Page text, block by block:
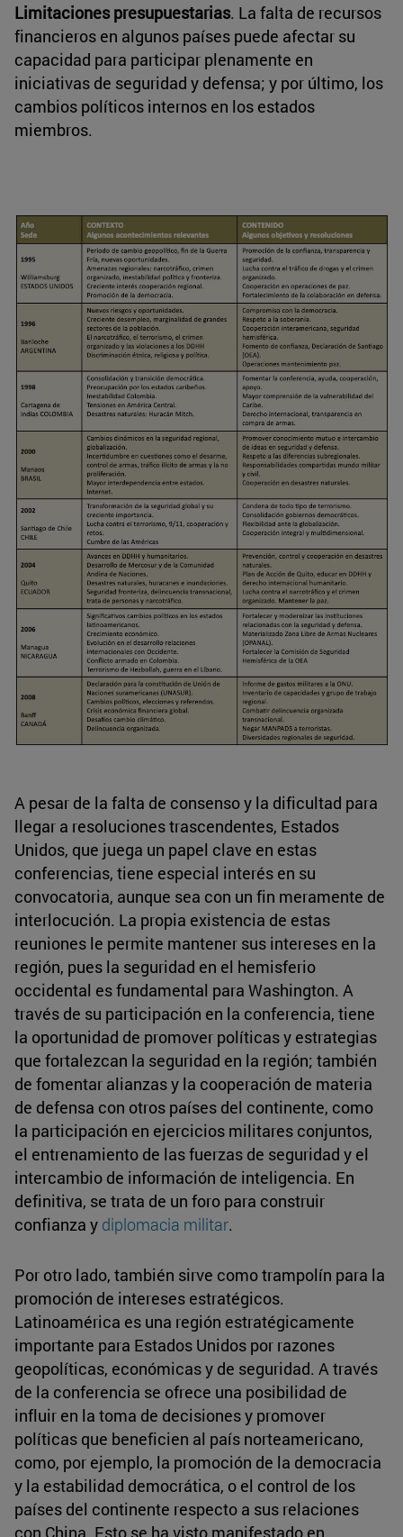
Limitaciones presupuestarias. La falta de recursos
financieros en algunos países puede afectar su
capacidad para participar plenamente en
iniciativas de seguridad y defensa; y por último, los
cambios políticos internos en los estados
miembros.
A pesar de la falta de consenso y la dificultad para
llegar a resoluciones trascendentes, Estados
Unidos, que juega un papel clave en estas
conferencias, tiene especial interés en su
convocatoria, aunque sea con un fin meramente de
interlocución. La propia existencia de estas
reuniones le permite mantener sus intereses en la
región, pues la seguridad en el hemisferio
occidental es fundamental para Washington. A
través de su participación en la conferencia, tiene
la oportunidad de promover políticas y estrategias
que fortalezcan la seguridad en la región; también
de fomentar alianzas y la cooperación de materia
de defensa con otros países del continente, como
la participación en ejercicios militares conjuntos,
el entrenamiento de las fuerzas de seguridad y el
intercambio de información de inteligencia. En
definitiva, se trata de un foro para construir
confianza y diplomacia militar.
Por otro lado, también sirve como trampolín para la
promoción de intereses estratégicos.
Latinoamérica es una región estratégicamente
importante para Estados Unidos por razones
geopolíticas, económicas y de seguridad. A través
de la conferencia se ofrece una posibilidad de
influir en la toma de decisiones y promover
políticas que beneficien al país norteamericano,
como, por ejemplo, la promoción de la democracia
y la estabilidad democrática, o el control de los
países del continente respecto a sus relaciones